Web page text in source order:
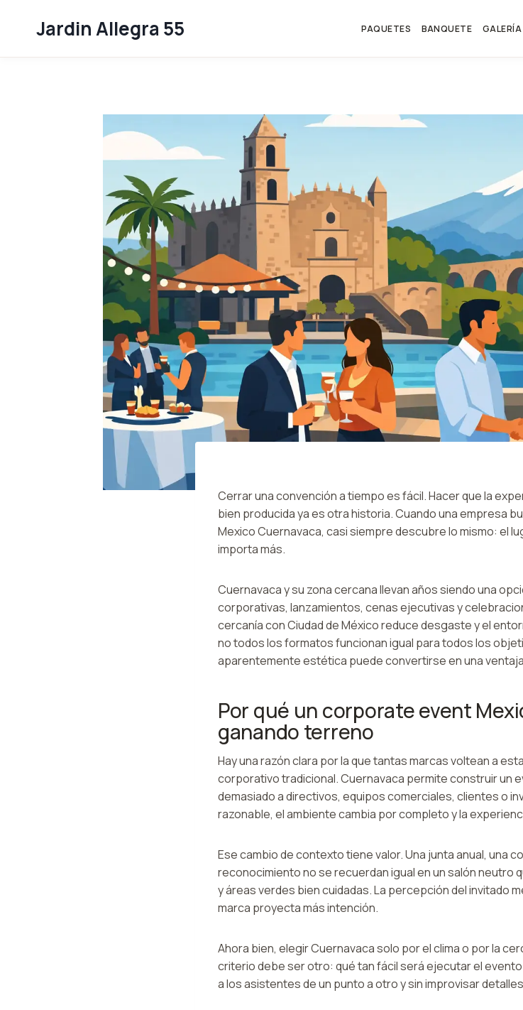
Jardin Allegra 55 PAQUETES BANQUETE GALERÍA
Cerrar una convención a tiempo es fácil. Hacer que la
bien producida ya es otra historia. Cuando una empresa
Mexico Cuernavaca, casi siempre descubre lo mismo: el
importa más.
Cuernavaca y su zona cercana llevan años siendo una
corporativas, lanzamientos, cenas ejecutivas y
cercanía con Ciudad de México reduce desgaste y el
no todos los formatos funcionan igual para todos los
aparentemente estética puede convertirse en una
Por qué un corporate event
ganando terreno
Hay una razón clara por la que tantas marcas voltean a
corporativo tradicional. Cuernavaca permite construir un
demasiado a directivos, equipos comerciales, clientes o
razonable, el ambiente cambia por completo y la
Ese cambio de contexto tiene valor. Una junta anual, una
reconocimiento no se recuerdan igual en un salón neutro
y áreas verdes bien cuidadas. La percepción del invitado
marca proyecta más intención.
Ahora bien, elegir Cuernavaca solo por el clima o por la
criterio debe ser otro: qué tan fácil será ejecutar el
a los asistentes de un punto a otro y sin improvisar